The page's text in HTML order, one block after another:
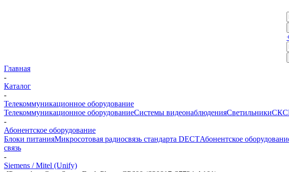
Главная
-
Каталог
-
Телекоммуникационное оборудование
Телекоммуникационное оборудованиеСистемы видеонаблюденияСветильникиСКС
-
Абонентское оборудование
Блоки питанияМикросотовая радиосвязь стандарта DECTАбонентское
связь
-
Siemens / Mitel (Unify)